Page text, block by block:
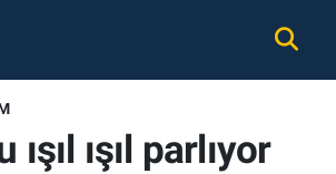
ışıl parlıyor